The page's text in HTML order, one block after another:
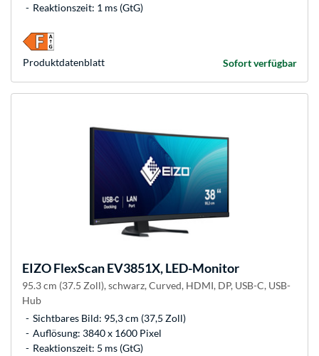
Reaktionszeit: 1 ms (GtG)
Sofort verfügbar
Produkt­datenblatt
EIZOFlexScan EV3851X, LED-Monitor
95.3 cm (37.5 Zoll), schwarz, Curved, HDMI, DP, USB-C, USB-
Hub
Sichtbares Bild: 95,3 cm (37,5 Zoll)
Auflösung: 3840 x 1600 Pixel
Reaktionszeit: 5 ms (GtG)